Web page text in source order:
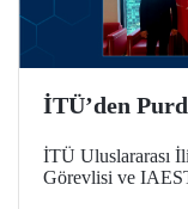
İTÜ’den
İTÜ Uluslararası
Görevlisi ve